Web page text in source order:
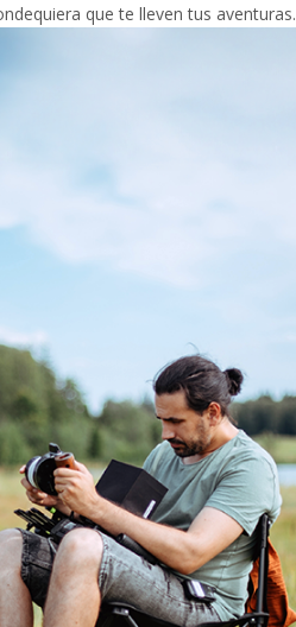
que te lleven tus aventuras.